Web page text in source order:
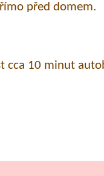
před domem.
cca 10 minut